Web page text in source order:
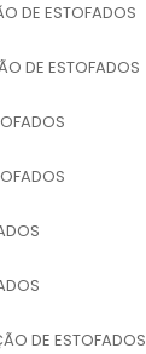
DE ESTOFADOS
DE ESTOFADOS
DE ESTOFADOS